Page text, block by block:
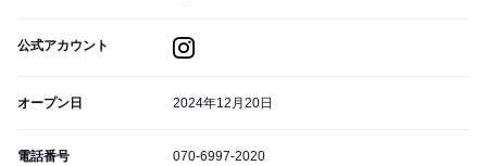
公式アカウント
オープン日 2024年12月20日
電話番号 070-6997-2020